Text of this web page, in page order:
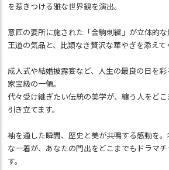
を惹きつける雅な世界観を演出。
意匠の要所に施された「金駒刺繍」が立体的
王道の気品と、比類なき贅沢な華やぎを添えて
成人式や結婚披露宴など、人生の最良の日を
家宝級の一領。
代々受け継ぎたい伝統の美学が、纏う人をど
引き立てます。
袖を通した瞬間、歴史と美が共鳴する感動を
な一着が、あなたの門出をどこまでもドラマ
す。